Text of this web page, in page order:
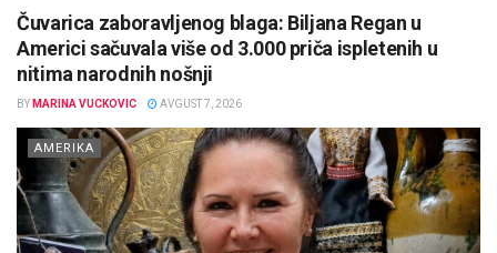
Čuvarica zaboravljenog blaga: Biljana Regan u
Americi sačuvala više od 3.000 priča ispletenih u
nitima narodnih nošnji
BY MARINA VUCKOVIC AVGUST 7, 2026
AMERIKA